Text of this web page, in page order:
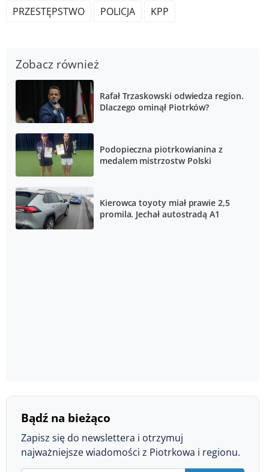
PRZESTĘPSTWO
POLICJA KPP
Zobacz również
Rafał Trzaskowski odwiedza region.
Dlaczego ominął Piotrków?
Podopieczna piotrkowianina z
medalem mistrzostw Polski
Kierowca toyoty miał prawie 2,5
promila. Jechał autostradą A1
Bądź na bieżąco
Zapisz się do newslettera i otrzymuj
najważniejsze wiadomości z Piotrkowa i regionu.